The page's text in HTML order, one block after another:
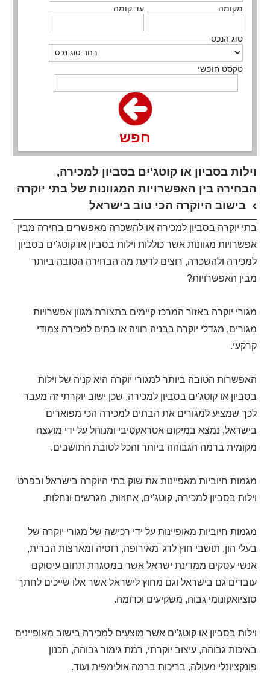
מקומה עד קומה
סוג הנכס
טקסט חופשי
חפש
וילות בסביון או קוטג'ים בסביון למכירה,
הבחירה בין האפשרויות המגוונות של בתי יוקרה
בישוב היוקרה הכי טוב בישראל
בתי יוקרה בסביון למכירה או להשכרה מאפשרים בחירה מבין
אפשרויות מגוונות אשר כוללות וילות בסביון או קוטג'ים בסביון
למכירה ולהשכרה, רוצים לדעת מה הבחירה הטובה ביותר
מבין האפשרויות?
מגורי יוקרה באזור המרכז קיימים בתצורת מגוון אפשרויות
מגורים, מגדלי יוקרה בבניה רוויה או בתים למכירה צמודי
קרקעי.
האפשרות הטובה ביותר למגורי יוקרה היא קניה של וילות
בסביון או קוטג'ים בסביון למכירה, שכן ישוב יוקרתי זה מעבר
לכך שמציע למגורים את הבתים למכירה הכי מפוארים
בישראל, נמצא במיקום אטראקטיבי ומנוהל על ידי מועצה
מקומית ברמה הגבוהה ביותר והכל לטובת התושבים.
מגמות חיוביות מאפיינות את שוק בתי היוקרה בישראל ובפרט
וילות בסביון למכירה, קוטג'ים, אחוזות, מגרשים ונחלות.
מגמות חיוביות מאופיינות על ידי רכישה של מגורי יוקרה של
בעלי הון, תושבי חוץ לדג' מאירופה, רוסיה ומארצות הברית,
אנשי עסקים ממדינת ישראל אשר במסגרת תחום עיסוקם
עובדים גם בישראל וגם מחוץ לישראל אשר אלו שייכים לחתך
סוציואקונומי גבוה, משקיעים וכדומה.
וילות בסביון או קוטג'ים אשר מוצעים למכירה בישוב מאופיינים
באיכות גבוהה, עיצוב יוקרתי, רמת גימור גבוהה, תכנון
פונקציונלי מעולה, בריכות ברמה אולימפית ועוד.